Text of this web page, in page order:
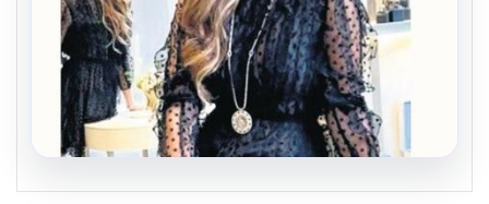
06.08.2026